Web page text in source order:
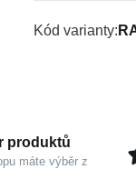
Kód varianty
produktů
máte výběr z